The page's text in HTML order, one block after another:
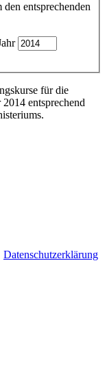
entsprechenden
für die
entsprechend
Datenschutzerklärung